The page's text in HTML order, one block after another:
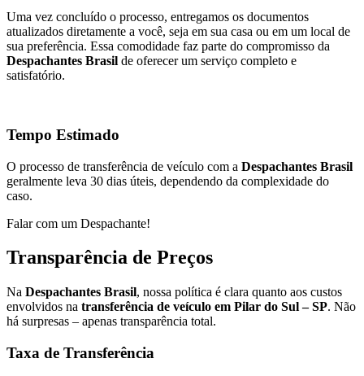
Uma vez concluído o processo, entregamos os documentos
atualizados diretamente a você, seja em sua casa ou em um local de
sua preferência. Essa comodidade faz parte do compromisso da
Despachantes Brasil de oferecer um serviço completo e
satisfatório.
Tempo Estimado
O processo de transferência de veículo com a Despachantes Brasil
geralmente leva 30 dias úteis, dependendo da complexidade do
caso.
Falar com um Despachante!
Transparência de Preços
Na Despachantes Brasil, nossa política é clara quanto aos custos
envolvidos na transferência de veículo em Pilar do Sul – SP. Não
há surpresas – apenas transparência total.
Taxa de Transferência